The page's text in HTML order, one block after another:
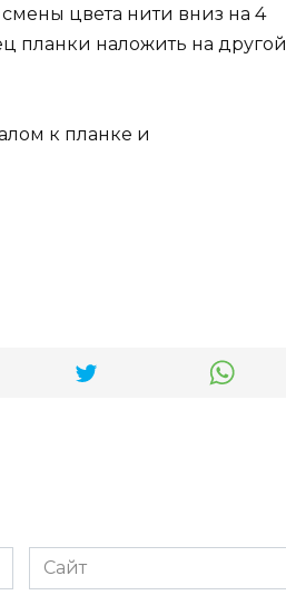
цвета нити вниз на 4
планки наложить на другой
к планке и
Сайт